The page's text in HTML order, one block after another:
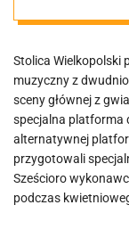
Stolica Wielkopolski
muzyczny z
sceny głównej z
specjalna platforma
alternatywnej
przygotowali
Sześcioro
podczas